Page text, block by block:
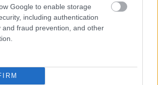
Google to enable storage
including authentication
and fraud prevention, and other
αιτημάτων και
το έργο φιλοδοξεί να
την ποιότητα
να ενισχύσει τον